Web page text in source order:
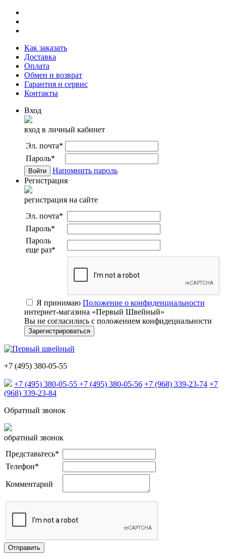
Как заказать
Доставка
Оплата
Обмен и возврат
Гарантия и сервис
Контакты
Вход
вход в личный кабинет
Эл. почта*
Пароль*
Напомнить пароль
Регистрация
регистрация на сайте
Эл. почта*
Пароль*
Пароль
еще раз*
Я принимаю Положение о конфиденциальности
интернет-магазина «Первый Швейный»
Вы не согласились с положением конфидециальности
+7 (495) 380-05-55
+7 (495) 380-05-55 +7 (495) 380-05-56 +7 (968) 339-23-74 +7
(968) 339-23-84
Обратный звонок
обратный звонок
Представьтесь*
Телефон*
Комментарий